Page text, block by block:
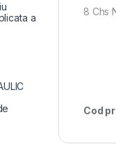
8 Chs
Cod
a